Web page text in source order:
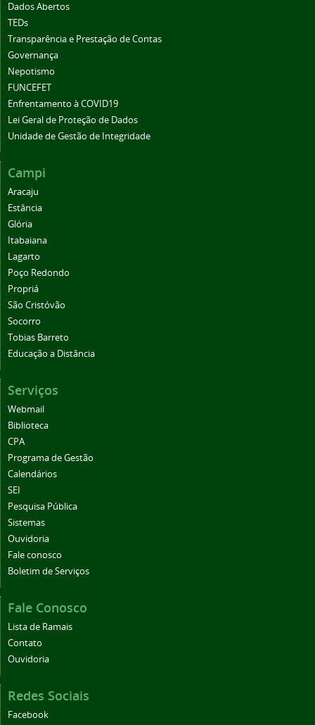
Dados Abertos
TEDs
Transparência e Prestação de Contas
Governança
Nepotismo
FUNCEFET
Enfrentamento à COVID19
Lei Geral de Proteção de Dados
Unidade de Gestão de Integridade
Campi
Aracaju
Estância
Glória
Itabaiana
Lagarto
Poço Redondo
Propriá
São Cristóvão
Socorro
Tobias Barreto
Educação a Distância
Serviços
Webmail
Biblioteca
CPA
Programa de Gestão
Calendários
SEI
Pesquisa Pública
Sistemas
Ouvidoria
Fale conosco
Boletim de Serviços
Fale Conosco
Lista de Ramais
Contato
Ouvidoria
Redes Sociais
Facebook